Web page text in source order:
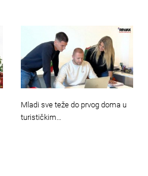
Mladi sve teže do prvog doma u
turističkim…